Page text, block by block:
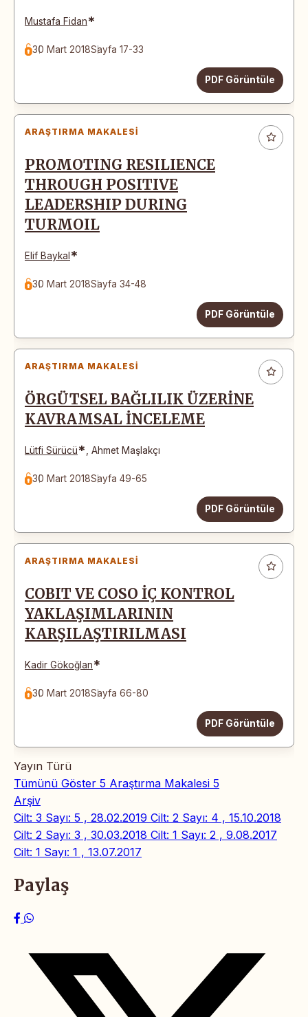
Mustafa Fidan*
30 Mart 2018Sayfa 17-33
PDF Görüntüle
ARAŞTIRMA MAKALESI
PROMOTING RESILIENCE
THROUGH POSITIVE
LEADERSHIP DURING
TURMOIL
Elif Baykal *
30 Mart 2018Sayfa 34-48
PDF Görüntüle
ARAŞTIRMA MAKALESI
ÖRGÜTSEL BAĞLILIK ÜZERİNE
KAVRAMSAL İNCELEME
Lütfi Sürücü* Ahmet Maşlakçı
30 Mart 2018Sayfa 49-65
PDF Görüntüle
ARAŞTIRMA MAKALESI
COBIT VE COSO İÇ KONTROL
YAKLAŞIMLARININ
KARŞILAŞTIRILMASI
Kadir Gökoğlan*
30 Mart 2018Sayfa 66-80
PDF Görüntüle
Yayın Türü
Tümünü Göster 5 Araştırma Makalesi 5
Arşiv
Cilt: 3 Sayı: 5 , 28.02.2019 Cilt: 2 Sayı: 4 , 15.10.2018
Cilt: 2 Sayı: 3 , 30.03.2018 Cilt: 1 Sayı: 2 , 9.08.2017
Cilt: 1 Sayı: 1 , 13.07.2017
Paylaş